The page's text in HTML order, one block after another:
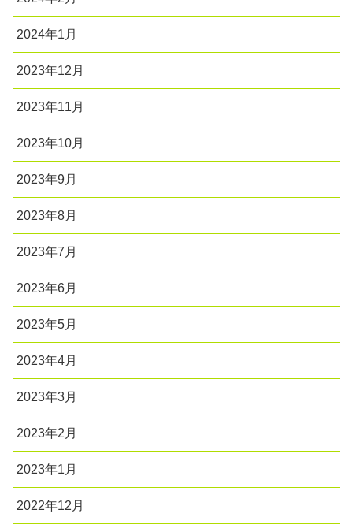
2024年1月
2023年12月
2023年11月
2023年10月
2023年9月
2023年8月
2023年7月
2023年6月
2023年5月
2023年4月
2023年3月
2023年2月
2023年1月
2022年12月